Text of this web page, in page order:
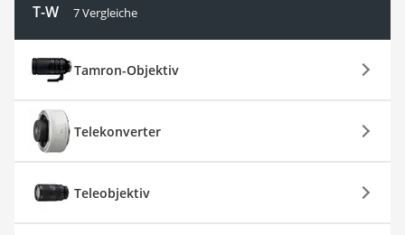
T-W 7 Vergleiche
Tamron-Objektiv
Telekonverter
Teleobjektiv